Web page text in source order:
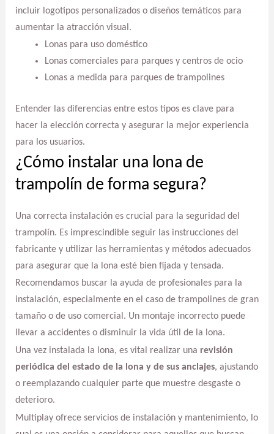
incluir logotipos personalizados o diseños temáticos para
aumentar la atracción visual.
Lonas para uso doméstico
Lonas comerciales para parques y centros de ocio
Lonas a medida para parques de trampolines
Entender las diferencias entre estos tipos es clave para
hacer la elección correcta y asegurar la mejor experiencia
para los usuarios.
¿Cómo instalar una lona de
trampolín de forma segura?
Una correcta instalación es crucial para la seguridad del
trampolín. Es imprescindible seguir las instrucciones del
fabricante y utilizar las herramientas y métodos adecuados
para asegurar que la lona esté bien fijada y tensada.
Recomendamos buscar la ayuda de profesionales para la
instalación, especialmente en el caso de trampolines de gran
tamaño o de uso comercial. Un montaje incorrecto puede
llevar a accidentes o disminuir la vida útil de la lona.
Una vez instalada la lona, es vital realizar una revisión
periódica del estado de la lona y de sus anclajes, ajustando
o reemplazando cualquier parte que muestre desgaste o
deterioro.
Multiplay ofrece servicios de instalación y mantenimiento, lo